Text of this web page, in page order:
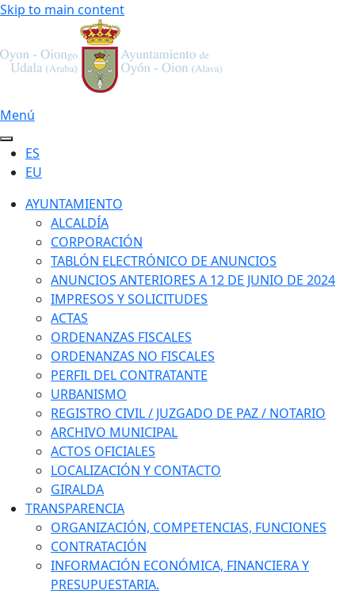
Skip to main content
Menú
ES
EU
AYUNTAMIENTO
ALCALDÍA
CORPORACIÓN
TABLÓN ELECTRÓNICO DE ANUNCIOS
ANUNCIOS ANTERIORES A 12 DE JUNIO DE 2024
IMPRESOS Y SOLICITUDES
ACTAS
ORDENANZAS FISCALES
ORDENANZAS NO FISCALES
PERFIL DEL CONTRATANTE
URBANISMO
REGISTRO CIVIL / JUZGADO DE PAZ / NOTARIO
ARCHIVO MUNICIPAL
ACTOS OFICIALES
LOCALIZACIÓN Y CONTACTO
GIRALDA
TRANSPARENCIA
ORGANIZACIÓN, COMPETENCIAS, FUNCIONES
CONTRATACIÓN
INFORMACIÓN ECONÓMICA, FINANCIERA Y
PRESUPUESTARIA.